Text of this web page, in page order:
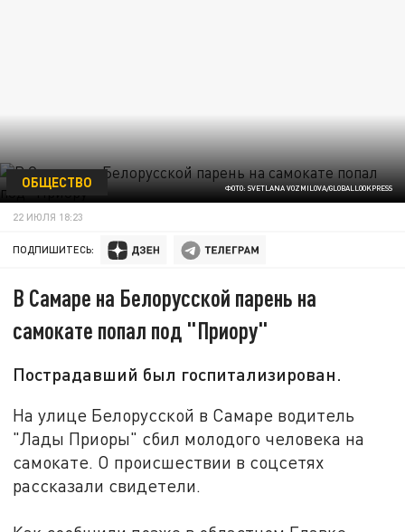
ФОТО: SVETLANA VOZMILOVA/GLOBALLOOKPRESS
ОБЩЕСТВО
22 ИЮЛЯ 18:23
ПОДПИШИТЕСЬ:
В Самаре на Белорусской парень на
самокате попал под "Приору"
Пострадавший был госпитализирован.
На улице Белорусской в Самаре водитель
"Лады Приоры" сбил молодого человека на
самокате. О происшествии в соцсетях
рассказали свидетели.